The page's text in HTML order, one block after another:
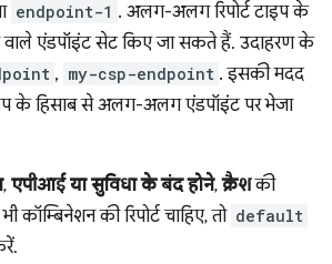
endpoint-1 . अलग-अलग रिपोर्ट टाइप के
एंडपॉइंट सेट किए जा सकते हैं. उदाहरण के
, my-csp-endpoint . इसकी मदद
के हिसाब से अलग-अलग एंडपॉइंट पर भेजा
, एपीआई या सुविधा के बंद होने,क्रैशकी
कॉम्बिनेशन की रिपोर्ट चाहिए, तो default